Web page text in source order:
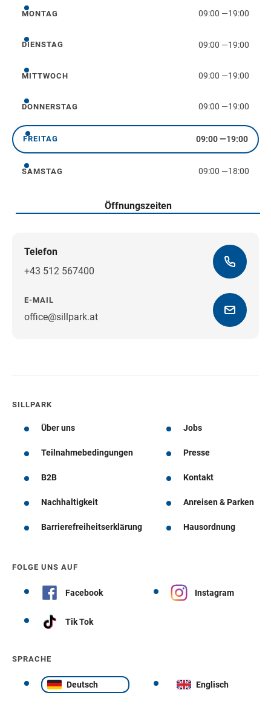
Montag
MONTAG 09:00 —19:00
Dienstag
DIENSTAG 09:00 —19:00
Mittwoch
MITTWOCH 09:00 —19:00
Donnerstag
DONNERSTAG 09:00 —19:00
Freitag
FREITAG 09:00—19:00
Samstag
SAMSTAG 09:00 —18:00
Öffnungszeiten
Telefon
+43 512 567400
E-MAIL
office@sillpark.at
SILLPARK
Über uns Jobs
Teilnahmebedingungen Presse
B2B Kontakt
Nachhaltigkeit Anreisen & Parken
Barrierefreiheitserklärung Hausordnung
FOLGE UNS AUF
Facebook Instagram
Tik Tok
SPRACHE
Deutsch Englisch